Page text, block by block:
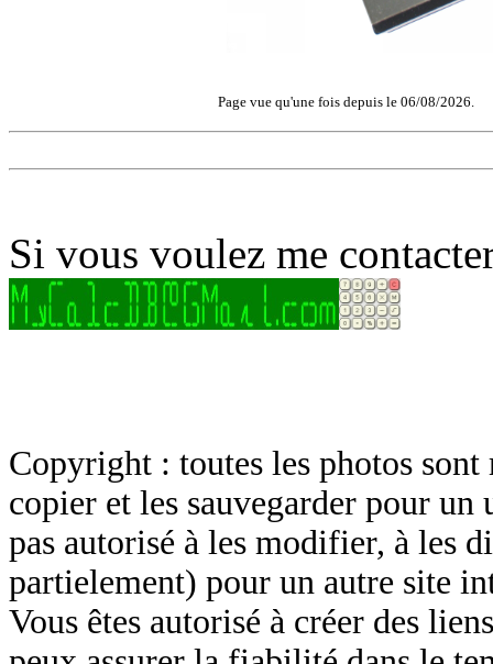
Page vue qu'une fois depuis le 06/08/2026.
Si vous voulez me
Copyright : toutes les photos sont
copier et les sauvegarder pour un
pas autorisé à les modifier, à les
partielement) pour un autre site
Vous êtes autorisé à créer des